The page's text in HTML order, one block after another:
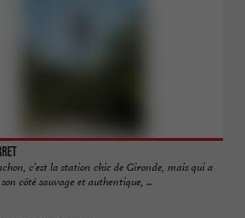
c’est la station chic de Gironde, mais qui a
côté sauvage et authentique, ...